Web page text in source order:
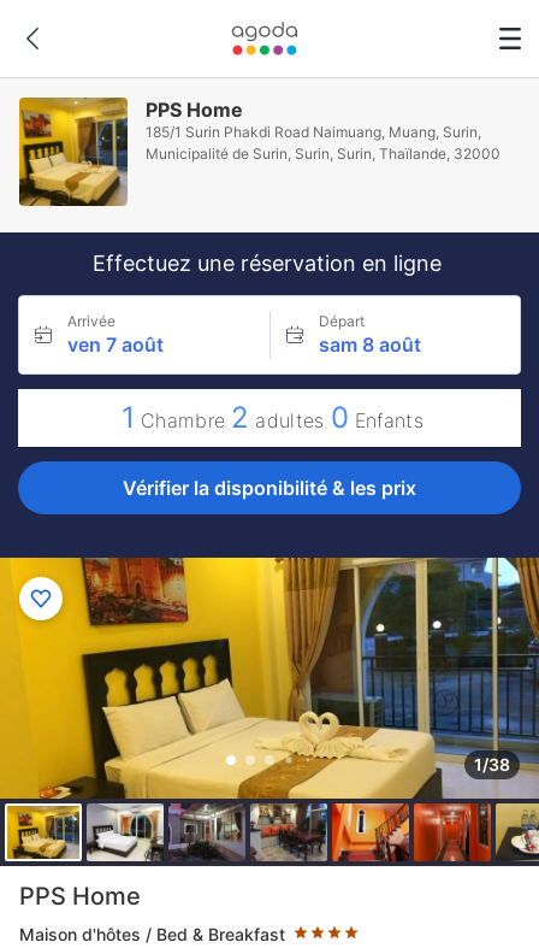
PPS Home
185/1 Surin Phakdi Road Naimuang, Muang, Surin,
Municipalité de Surin, Surin, Surin, Thaïlande, 32000
Effectuez une réservation en ligne
Arrivée
ven 7 août
Départ
sam 8 août
1 Chambre 2 adultes 0 Enfants
Vérifier la disponibilité & les prix
1/38
PPS Home
Maison d'hôtes / Bed & Breakfast
4 étoiles au classement par étoile